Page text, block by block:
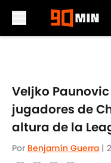
Veljko
jugadores de
altura de la
Por Benjamín Guerra |